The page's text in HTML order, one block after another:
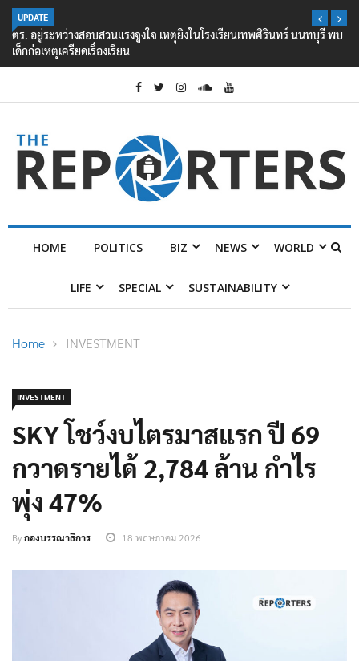
UPDATE
ตร. อยู่ระหว่างสอบสวนแรงจูงใจ เหตุยิงในโรงเรียนเทพศิรินทร์ นนทบุรี พบ
เด็กก่อเหตุเครียดเรื่องเรียน
HOME POLITICS BIZ NEWS WORLD
LIFE SPECIAL SUSTAINABILITY
Home INVESTMENT
INVESTMENT
SKY โชว์งบไตรมาสแรก ปี 69
กวาดรายได้ 2,784 ล้าน กำไร
พุ่ง 47%
Byกองบรรณาธิการ 18 พฤษภาคม 2026